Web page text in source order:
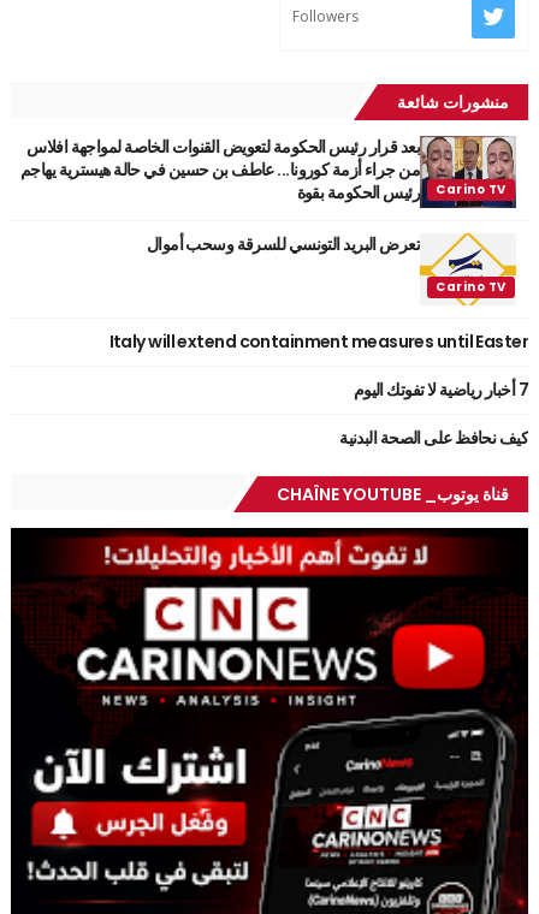
Followers
منشورات شائعة
بعد قرار رئيس الحكومة لتعويض القنوات الخاصة لمواجهة افلاس
من جراء أزمة كورونا... عاطف بن حسين في حالة هيسترية يهاجم
رئيس الحكومة بقوة
تعرض البريد التونسي للسرقة وسحب أموال
Italy will extend containment measures until Easter
7 أخبار رياضية لا تفوتك اليوم
كيف نحافظ على الصحة البدنية
قناة يوتوب_ CHAÎNE YOUTUBE